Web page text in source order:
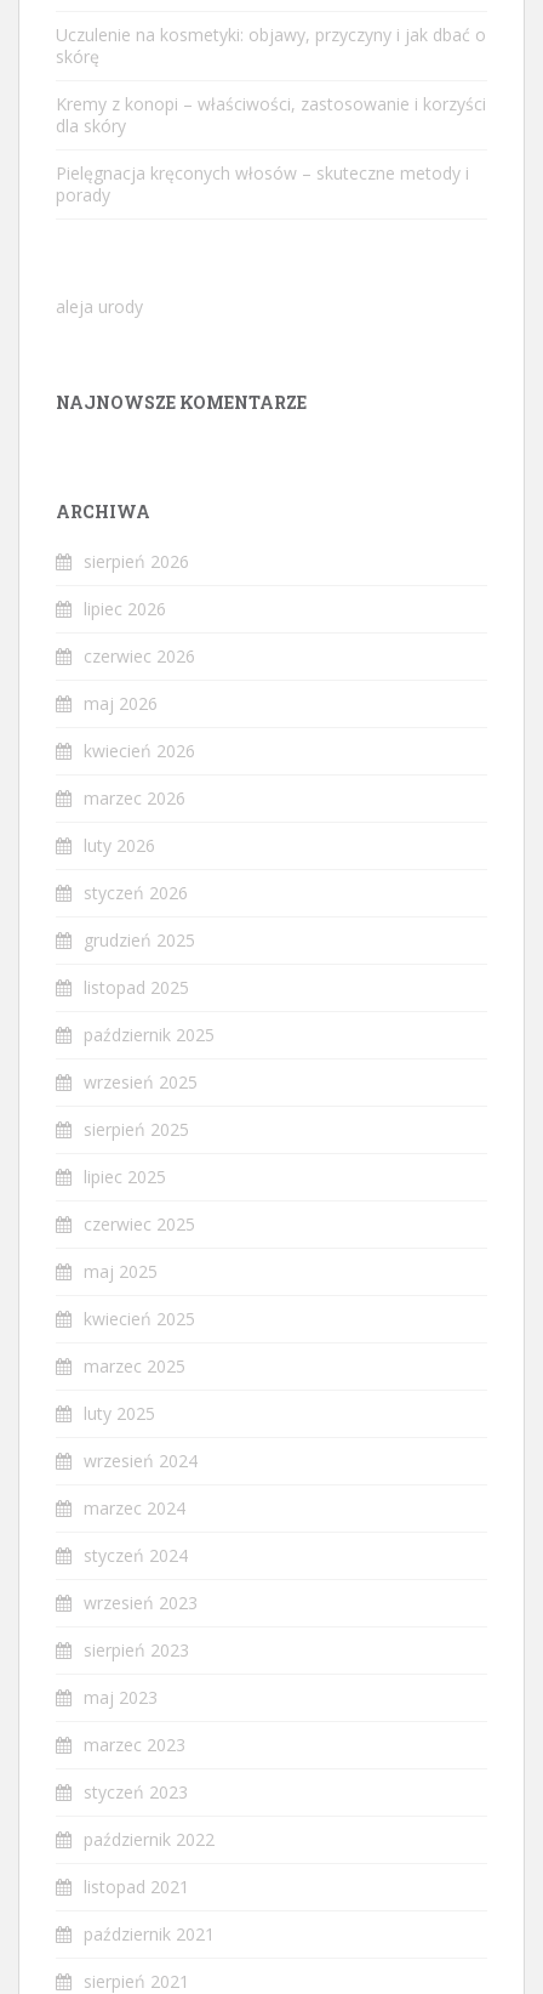
Uczulenie na kosmetyki: objawy, przyczyny i jak dbać o
skórę
Kremy z konopi – właściwości, zastosowanie i korzyści
dla skóry
Pielęgnacja kręconych włosów – skuteczne metody i
porady
aleja urody
NAJNOWSZE KOMENTARZE
ARCHIWA
sierpień 2026
lipiec 2026
czerwiec 2026
maj 2026
kwiecień 2026
marzec 2026
luty 2026
styczeń 2026
grudzień 2025
listopad 2025
październik 2025
wrzesień 2025
sierpień 2025
lipiec 2025
czerwiec 2025
maj 2025
kwiecień 2025
marzec 2025
luty 2025
wrzesień 2024
marzec 2024
styczeń 2024
wrzesień 2023
sierpień 2023
maj 2023
marzec 2023
styczeń 2023
październik 2022
listopad 2021
październik 2021
sierpień 2021